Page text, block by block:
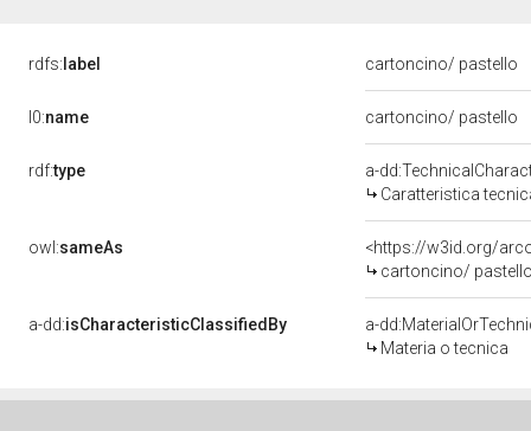
rdfs: label cartoncino/ pastello
l0:name cartoncino/ pastello
rdf:type
a-
Caratteristica
owl:sameAs
<https://w3id.org/
cartoncino/
a-dd:isCharacteristicClassifiedBy
a-
Materia o tecnica